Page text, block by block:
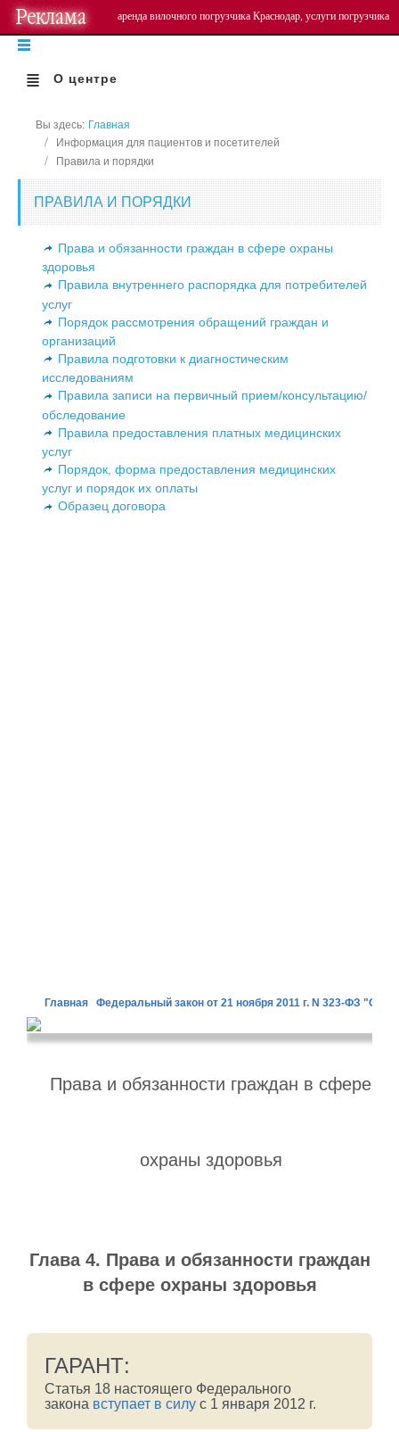
аренда вилочного погрузчика Краснодар, услуги погрузчика
О центре
Вы здесь: Главная
Информация для пациентов и посетителей
Правила и порядки
ПРАВИЛА И ПОРЯДКИ
Права и обязанности граждан в сфере охраны
здоровья
Правила внутреннего распорядка для потребителей
услуг
Порядок рассмотрения обращений граждан и
организаций
Правила подготовки к диагностическим
исследованиям
Правила записи на первичный прием/консультацию/
обследование
Правила предоставления платных медицинских
услуг
Порядок, форма предоставления медицинских
услуг и порядок их оплаты
Образец договора
Главная Федеральный закон от 21 ноября 2011 г. N 323-ФЗ "Об
Права и обязанности граждан в сфере
охраны здоровья
Глава 4. Права и обязанности граждан
в сфере охраны здоровья
ГАРАНТ:
Статья 18 настоящего Федерального
закона вступает в силу с 1 января 2012 г.